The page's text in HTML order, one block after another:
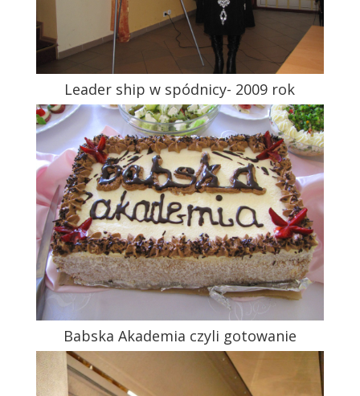
Leader ship w spódnicy- 2009 rok
Babska Akademia czyli gotowanie